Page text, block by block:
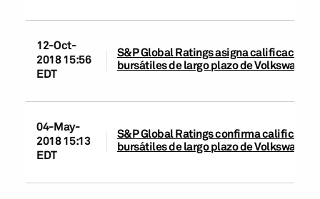
12-Oct-
2018 15:56
EDT
S&P Global Ratings asigna calificación
bursátiles de largo plazo de Volkswagen
04-May-
2018 15:13
EDT
S&P Global Ratings confirma
bursátiles de largo plazo de Volkswagen